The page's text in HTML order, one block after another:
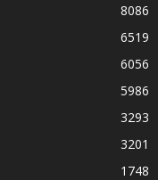
8086
6519
6056
5986
3293
3201
1748